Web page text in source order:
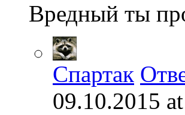
Вредный ты
Спартак
09.10.2015